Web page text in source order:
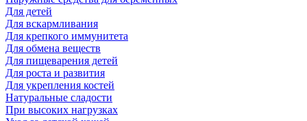
Для детей
Для вскармливания
Для крепкого иммунитета
Для обмена веществ
Для пищеварения детей
Для роста и развития
Для укрепления костей
Натуральные сладости
При высоких нагрузках